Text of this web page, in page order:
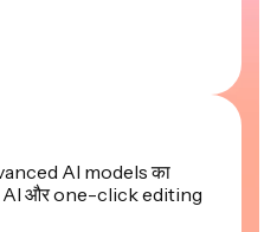
AI models का
AI और one-click editing